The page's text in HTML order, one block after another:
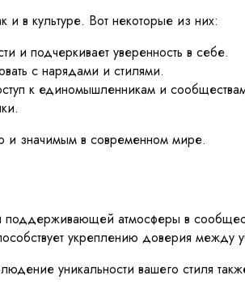
в культуре. Вот некоторые из них:
и подчеркивает уверенность в себе.
с нарядами и стилями.
к единомышленникам и
и значимым в современном мире.
атмосферы в
укреплению доверия между
уникальности вашего стиля